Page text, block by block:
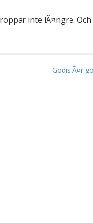
inte lÃ¤ngre.
Godis Ã¤r